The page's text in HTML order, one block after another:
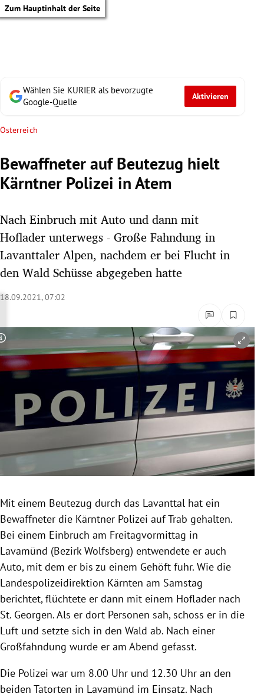
Zum Hauptinhalt der Seite
Untermenü
Untermenü
Untermenü
Untermenü
Untermenü
Untermenü
Untermenü
Untermenü
Untermenü
Wählen Sie KURIER als bevorzugte
Google-Quelle
Aktivieren
Österreich
Bewaffneter auf Beutezug hielt
Kärntner Polizei in Atem
Nach Einbruch mit Auto und dann mit
Hoflader unterwegs - Große Fahndung in
Lavanttaler Alpen, nachdem er bei Flucht in
den Wald Schüsse abgegeben hatte
18.09.2021, 07:02
Copyright-Hinweis öffnen/schließen
Mit einem Beutezug durch das Lavanttal hat ein
Bewaffneter die Kärntner Polizei auf Trab gehalten.
Bei einem Einbruch am Freitagvormittag in
Lavamünd (Bezirk Wolfsberg) entwendete er auch
Auto, mit dem er bis zu einem Gehöft fuhr. Wie die
Landespolizeidirektion Kärnten am Samstag
berichtet, flüchtete er dann mit einem Hoflader nach
St. Georgen. Als er dort Personen sah, schoss er in die
Luft und setzte sich in den Wald ab. Nach einer
Großfahndung wurde er am Abend gefasst.
Die Polizei war um 8.00 Uhr und 12.30 Uhr an den
beiden Tatorten in Lavamünd im Einsatz. Nach